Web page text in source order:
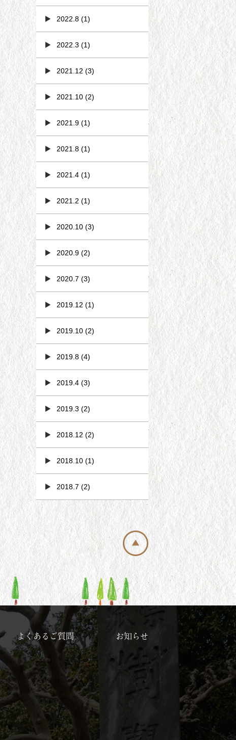
2022.8 (1)
2022.3 (1)
2021.12 (3)
2021.10 (2)
2021.9 (1)
2021.8 (1)
2021.4 (1)
2021.2 (1)
2020.10 (3)
2020.9 (2)
2020.7 (3)
2019.12 (1)
2019.10 (2)
2019.8 (4)
2019.4 (3)
2019.3 (2)
2018.12 (2)
2018.10 (1)
2018.7 (2)
よくあるご質問 お知らせ